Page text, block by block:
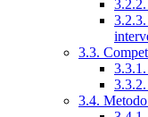
3.3.
3.4.